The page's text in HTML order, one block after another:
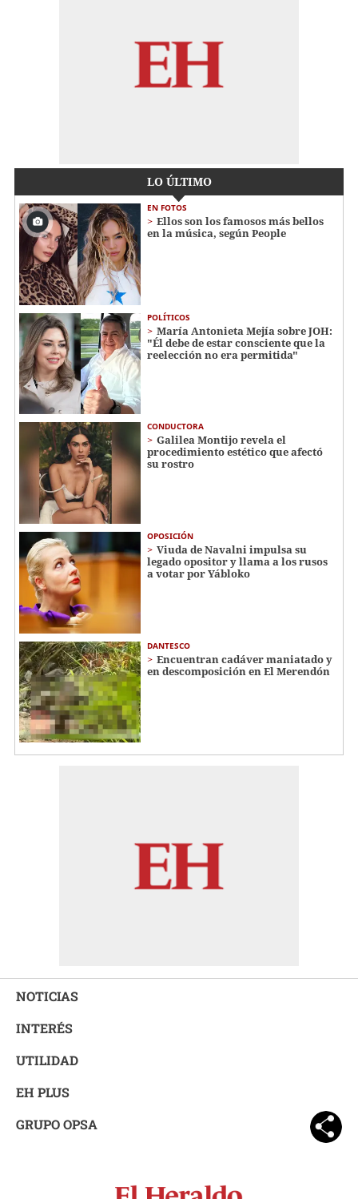
LO ÚLTIMO
EN FOTOS
Ellos son los famosos más bellos
en la música, según People
POLÍTICOS
María Antonieta Mejía sobre JOH:
"Él debe de estar consciente que la
reelección no era permitida"
CONDUCTORA
Galilea Montijo revela el
procedimiento estético que afectó
su rostro
OPOSICIÓN
Viuda de Navalni impulsa su
legado opositor y llama a los rusos
a votar por Yábloko
DANTESCO
Encuentran cadáver maniatado y
en descomposición en El Merendón
NOTICIAS
INTERÉS
UTILIDAD
EH PLUS
GRUPO OPSA